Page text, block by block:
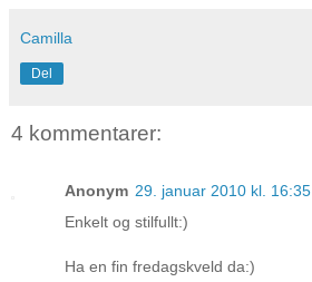
Camilla
Del
4 kommentarer:
Anonym 29. januar 2010 kl. 16:35
Enkelt og stilfullt:)
Ha en fin fredagskveld da:)